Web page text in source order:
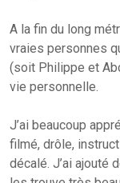
A la fin du long
vraies personnes
(soit Philippe et
vie personnelle.
J’ai beaucoup
filmé, drôle,
décalé. J’ai ajouté